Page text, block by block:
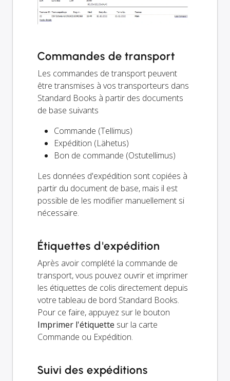
Commandes de transport
Les commandes de transport peuvent
être transmises à vos transporteurs dans
Standard Books à partir des documents
de base suivants
Commande (Tellimus)
Expédition (Lähetus)
Bon de commande (Ostutellimus)
Les données d'expédition sont copiées à
partir du document de base, mais il est
possible de les modifier manuellement si
nécessaire.
Étiquettes d'expédition
Après avoir complété la commande de
transport, vous pouvez ouvrir et imprimer
les étiquettes de colis directement depuis
votre tableau de bord Standard Books.
Pour ce faire, appuyez sur le bouton
Imprimer l'étiquette sur la carte
Commande ou Expédition.
Suivi des expéditions